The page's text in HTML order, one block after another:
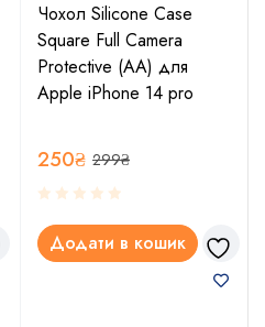
Чохол Silicone Case
Square Full Camera
Protective (AA) для
Apple iPhone 14 pro
299₴
250₴
Додати в кошик